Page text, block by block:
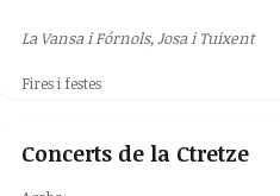
La Vansa i Fórnols, Josa i Tuixent
Fires i festes
Concerts de la Ctretze